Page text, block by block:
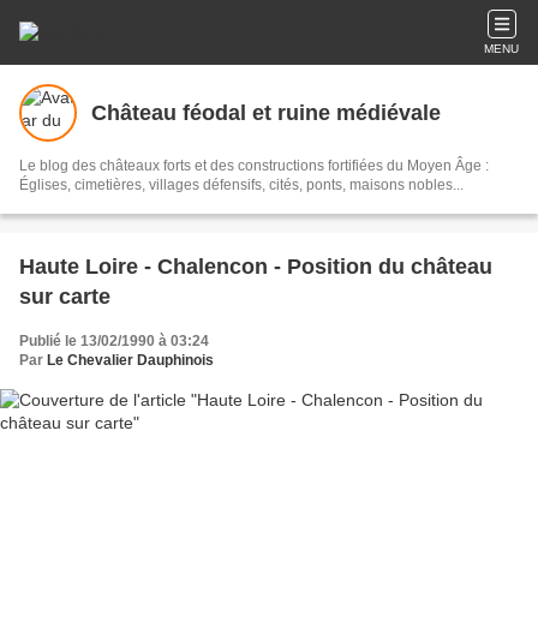
MENU
Château féodal et ruine médiévale
Le blog des châteaux forts et des constructions fortifiées du Moyen Âge :
Églises, cimetières, villages défensifs, cités, ponts, maisons nobles...
Haute Loire - Chalencon - Position du château
sur carte
Publié le 13/02/1990 à 03:24
Par Le Chevalier Dauphinois